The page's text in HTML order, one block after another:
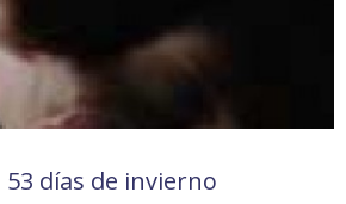
53 días de invierno